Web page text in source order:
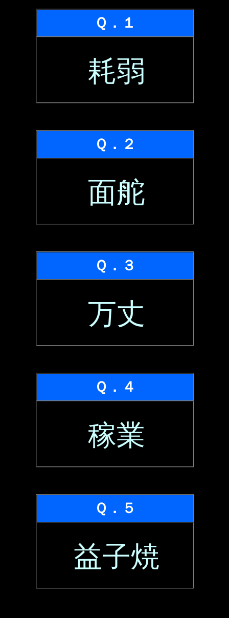
Ｑ．１
耗弱
Ｑ．２
面舵
Ｑ．３
万丈
Ｑ．４
稼業
Ｑ．５
益子焼